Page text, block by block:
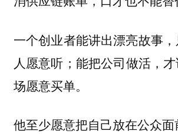
一个创业者能讲出漂亮故事
人愿意听；能把公司做活，
场愿意买单。
他至少愿意把自己放在公众面